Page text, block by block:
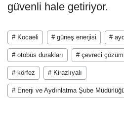
güvenli hale getiriyor.
# Kocaeli # güneş enerjisi #
# otobüs durakları # çevreci
# körfez # Kirazlıyalı
# Enerji ve Aydınlatma Şube